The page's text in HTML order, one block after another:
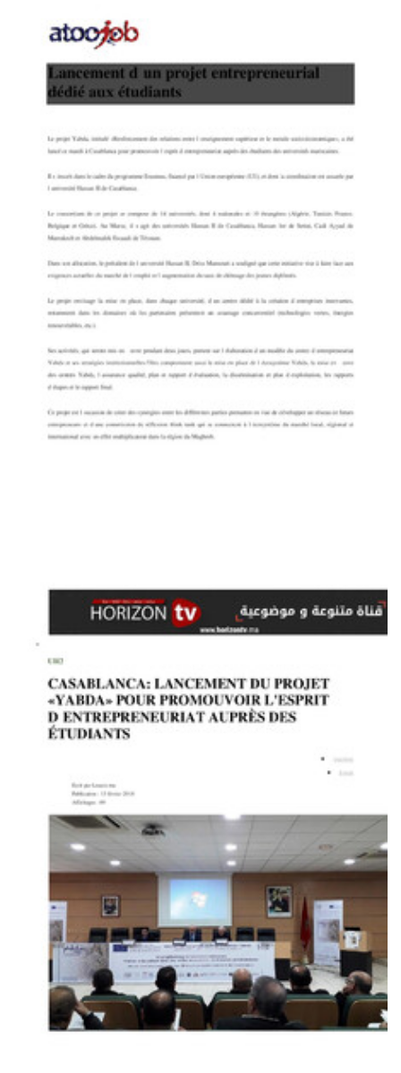
Algerie7
Projet "YEBDA": Une création pour le développement de l’économie
Yabda on the Media PDF 69.42K
atoojob
Lancement d’un projet entrepreneurial dédié aux étudiants
Yabda on the Media PDF 61.72K